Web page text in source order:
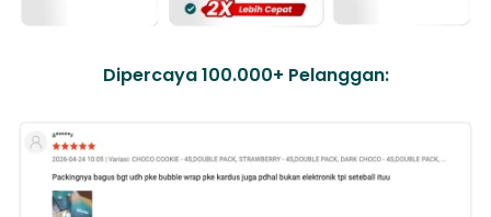
Dipercaya 100.000+ Pelanggan: